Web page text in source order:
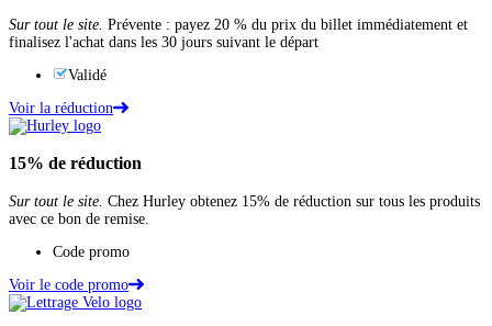
Sur tout le site. Prévente : payez 20 % du prix du billet immédiatement et
finalisez l'achat dans les 30 jours suivant le départ
Validé
Voir la réduction
15% de réduction
Sur tout le site. Chez Hurley obtenez 15% de réduction sur tous les produits
avec ce bon de remise.
Code promo
Voir le code promo